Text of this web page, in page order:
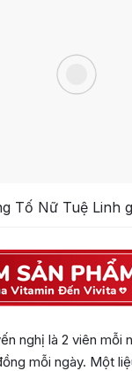
Tố Nữ Tuệ Linh
nghị là 2 viên mỗi
mỗi ngày. Một